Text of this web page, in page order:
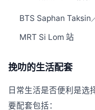
BTS Saphan Taksin
MRT Si Lom 站
挽叻的生活配套
日常生活是否便利是选
要配套包括：